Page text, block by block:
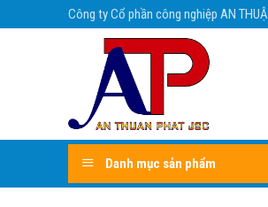
Công ty Cổ phần công nghiệp AN
Danh mục sản phẩm